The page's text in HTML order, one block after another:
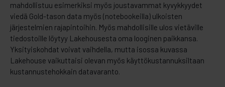
mahdollistuu esimerkiksi myös joustavammat kyvykkyydet
viedä Gold-tason data myös (notebookeilla) ulkoisten
järjestelmien rajapintoihin. Myös mahdollisille ulos vietäville
tiedostoille löytyy Lakehousesta oma looginen paikkansa.
Yksityiskohdat voivat vaihdella, mutta isossa kuvassa
Lakehouse vaikuttaisi olevan myös käyttökustannuksiltaan
kustannustehokkain datavaranto.